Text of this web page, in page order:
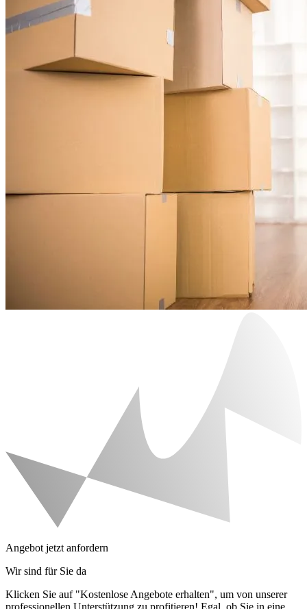
Angebot jetzt anfordern
Wir sind für Sie da
Klicken Sie auf "Kostenlose Angebote erhalten", um von unserer